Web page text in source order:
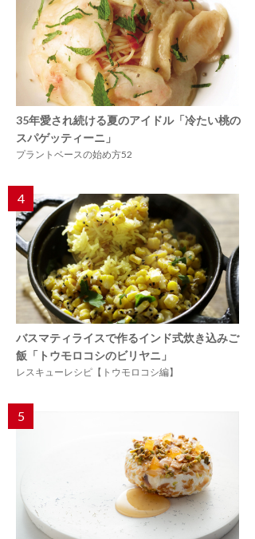
35年愛され続ける夏のアイドル「冷たい桃の
スパゲッティーニ」
プラントベースの始め方52
4
バスマティライスで作るインド式炊き込みご
飯「トウモロコシのビリヤニ」
レスキューレシピ【トウモロコシ編】
5